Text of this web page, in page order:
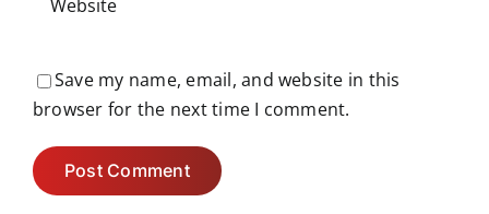
Save my name, email, and website in this
browser for the next time I comment.